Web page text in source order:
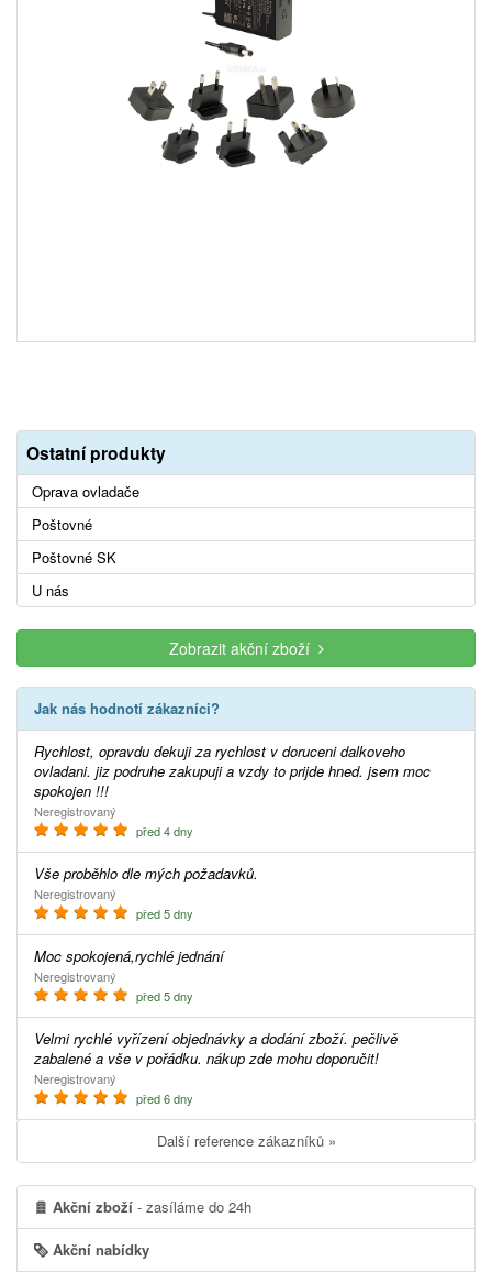
Ostatní produkty
Oprava ovladače
Poštovné
Poštovné SK
U nás
Zobrazit akční zboží
Jak nás hodnotí zákazníci?
Rychlost, opravdu dekuji za rychlost v doruceni dalkoveho
ovladani. jiz podruhe zakupuji a vzdy to prijde hned. jsem moc
spokojen !!!
Neregistrovaný
před 4 dny
Vše proběhlo dle mých požadavků.
Neregistrovaný
před 5 dny
Moc spokojená,rychlé jednání
Neregistrovaný
před 5 dny
Velmi rychlé vyřízení objednávky a dodání zboží. pečlivě
zabalené a vše v pořádku. nákup zde mohu doporučit!
Neregistrovaný
před 6 dny
Další reference zákazníků »
Akční zboží - zasíláme do 24h
Akční nabídky